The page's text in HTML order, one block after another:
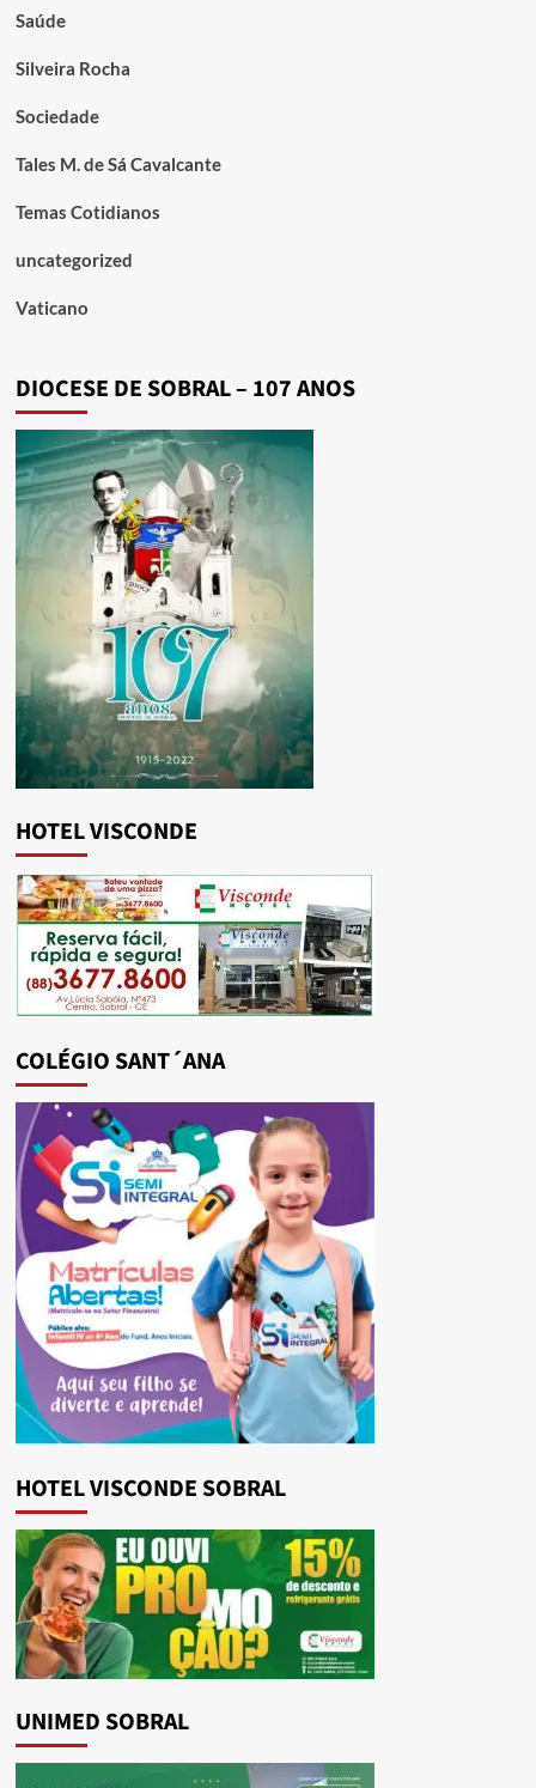
Saúde
Silveira Rocha
Sociedade
Tales M. de Sá Cavalcante
Temas Cotidianos
uncategorized
Vaticano
DIOCESE DE SOBRAL – 107 ANOS
HOTEL VISCONDE
COLÉGIO SANT´ANA
HOTEL VISCONDE SOBRAL
UNIMED SOBRAL